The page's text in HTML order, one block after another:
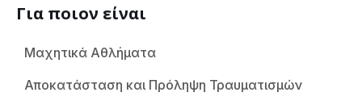
Για ποιον είναι
Μαχητικά Αθλήματα
Αποκατάσταση και Πρόληψη Τραυματισμών